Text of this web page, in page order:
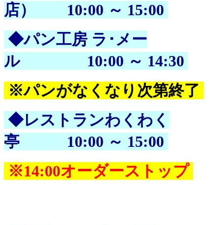
店） 10:00 ～ 15:00
◆パン工房 ラ･メー
ル 10:00 ～ 14:30
※パンがなくなり次第終了
◆レストランわくわく
亭 10:00 ～ 15:00
※14:00オーダーストップ